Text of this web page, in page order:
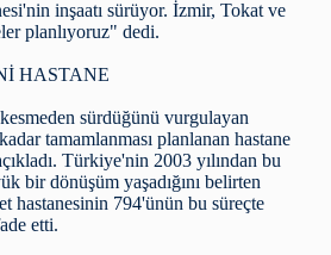
inşaatı sürüyor. İzmir, Tokat ve
planlıyoruz" dedi.
HASTANE
kesmeden sürdüğünü vurgulayan
tamamlanması planlanan hastane
Türkiye'nin 2003 yılından bu
bir dönüşüm yaşadığını belirten
hastanesinin 794'ünün bu süreçte
etti.